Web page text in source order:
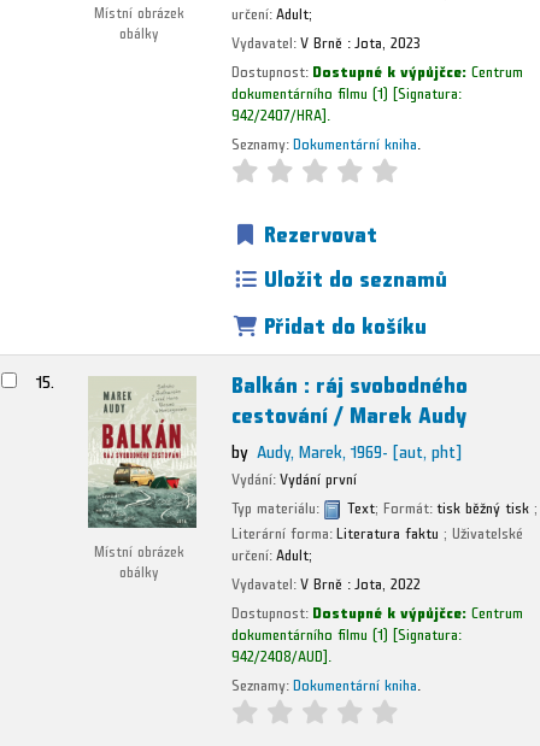
Místní obrázek
obálky
určení:Adult;
Vydavatel:V Brně : Jota, 2023
Dostupnost:Dostupné k výpůjčce:Centrum
dokumentárního filmu (1) Signatura:
942/2407/HRA
Seznamy:Dokumentární kniha
Rezervovat
Uložit do seznamů
Přidat do košíku
15.
Místní obrázek
obálky
Balkán : ráj svobodného
cestování /Marek Audy
by Audy, Marek, 1969-[aut, pht]
Vydání:Vydání první
Typ materiálu:
Text; Formát:tisk běžný tisk ;
Literární forma:Literatura faktu ; Uživatelské
určení:Adult;
Vydavatel:V Brně : Jota, 2022
Dostupnost:Dostupné k výpůjčce:Centrum
dokumentárního filmu (1) Signatura:
942/2408/AUD
Seznamy:Dokumentární kniha